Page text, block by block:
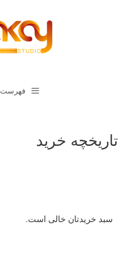
فهرست
تاریخچه خرید
سبد خریدتان خالی است.